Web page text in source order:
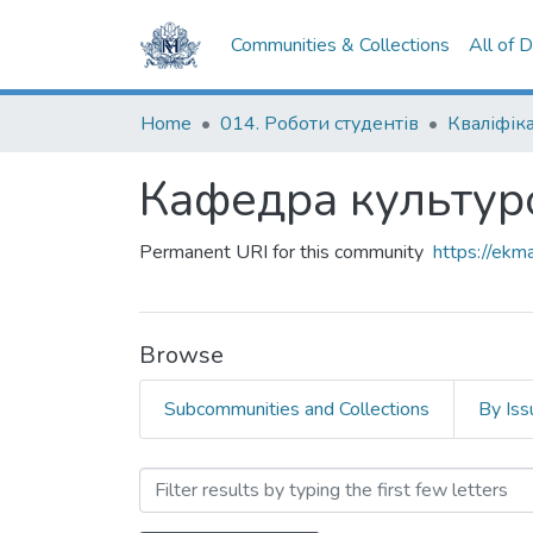
Communities & Collections All of
Home 014. Роботи студентів
Кафедра
Permanent URI for this community https://
Browse
Subcommunities and Collections By
Browsing Кафедра